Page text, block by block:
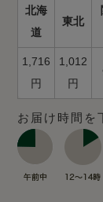
北海
道
東北
1,716
円
1,012
円
お届け時間を